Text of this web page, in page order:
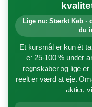
Lige nu: Stærkt Køb ·
du
Et kursmål er kun ét
er 25-100 % under
regnskaber og lige
reelt er værd at eje.
aktier,